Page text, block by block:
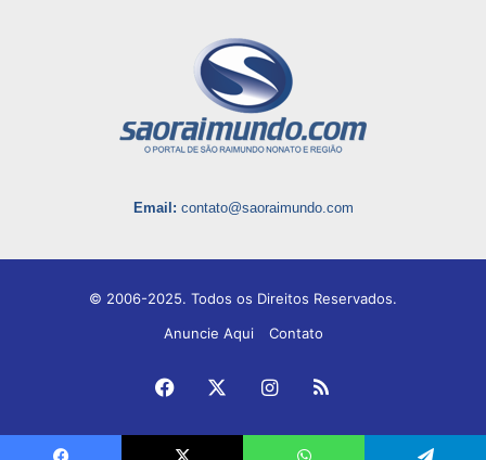
Email: contato@saoraimundo.com
© 2006-2025. Todos os Direitos Reservados.
Anuncie Aqui
Contato
Facebook Instagram
RSS